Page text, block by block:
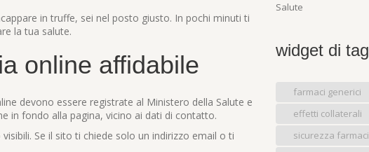
in truffe, sei nel posto giusto. In pochi minuti ti
la tua salute.
online affidabile
devono essere registrate al Ministero della Salute e
in fondo alla pagina, vicino ai dati di contatto.
Se il sito ti chiede solo un indirizzo email o ti
Salute
widget di tag
farmaci generici
effetti collaterali
sicurezza farmaci